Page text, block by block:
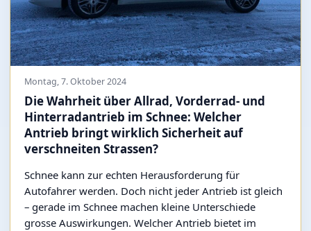
Montag, 7. Oktober 2024
Die Wahrheit über Allrad, Vorderrad- und
Hinterradantrieb im Schnee: Welcher
Antrieb bringt wirklich Sicherheit auf
verschneiten Strassen?
Schnee kann zur echten Herausforderung für
Autofahrer werden. Doch nicht jeder Antrieb ist gleich
– gerade im Schnee machen kleine Unterschiede
grosse Auswirkungen. Welcher Antrieb bietet im